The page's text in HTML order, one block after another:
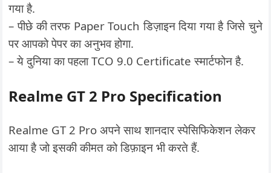
गया है.
– पीछे की तरफ Paper Touch डिज़ाइन दिया गया है जिसे चुने
पर आपको पेपर का अनुभव होगा.
– ये दुनिया का पहला TCO 9.0 Certificate स्मार्टफोन है.
Realme GT 2 Pro Specification
Realme GT 2 Pro अपने साथ शानदार स्पेसिफिकेशन लेकर
आया है जो इसकी कीमत को डिफ़ाइन भी करते हैं.